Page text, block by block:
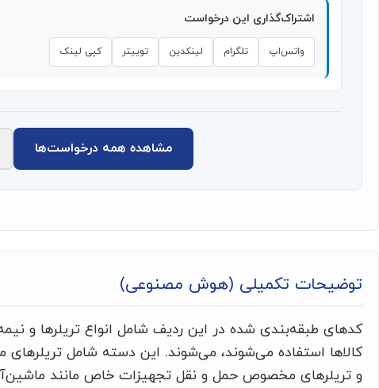
اشتراک‌گذاری این درخواست
واتس‌اپ تلگرام لینکدین توییتر کپی لینک
مشاهده همه درخواست‌ها
توضیحات تکمیلی (هوش مصنوعی)
کدهای طبقه‌بندی شده در این ردیف شامل انواع تریلرها و
کالاها استفاده می‌شوند، می‌شوند. این دسته شامل
و تریلرهای مخصوص حمل و نقل تجهیزات خاص مانند